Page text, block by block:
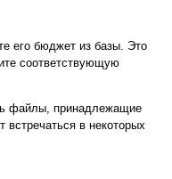
его бюджет из базы. Это
соответствующую
файлы, принадлежащие
в некоторых